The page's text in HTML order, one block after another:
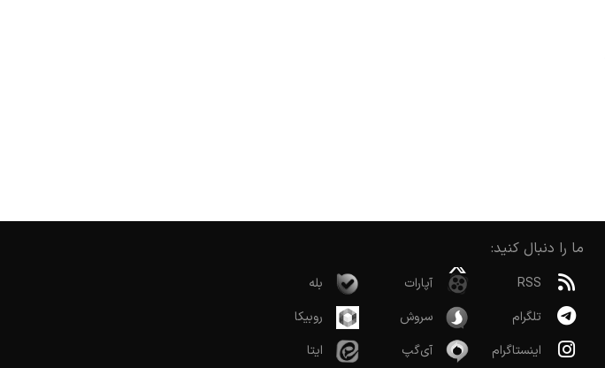
ما را دنبال کنید:
RSS
تلگرام
اینستاگرام
آپارات
سروش
آی‌گپ
بله
روبیکا
ایتا